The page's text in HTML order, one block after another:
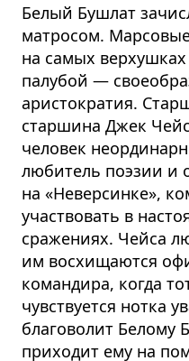
Белый Бушлат
матросом.
на самых
палубой —
аристократия.
старшина Джек
человек
любитель поэзии и
на «Неверсинке»,
участвовать в
сражениях. Чейса
им восхищаются
командира, когда
чувствуется нотка
благоволит Белому
приходит ему на